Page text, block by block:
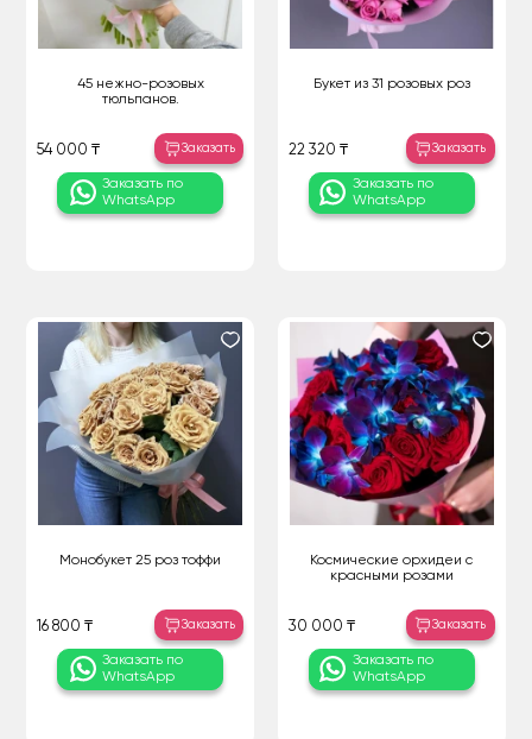
45 нежно-розовых
тюльпанов.
54 000 ₸ Заказать
Заказать по
WhatsApp
Букет из 31 розовых роз
22 320 ₸ Заказать
Заказать по
WhatsApp
Монобукет 25 роз тоффи
16 800 ₸ Заказать
Заказать по
WhatsApp
Космические орхидеи с
красными розами
30 000 ₸ Заказать
Заказать по
WhatsApp